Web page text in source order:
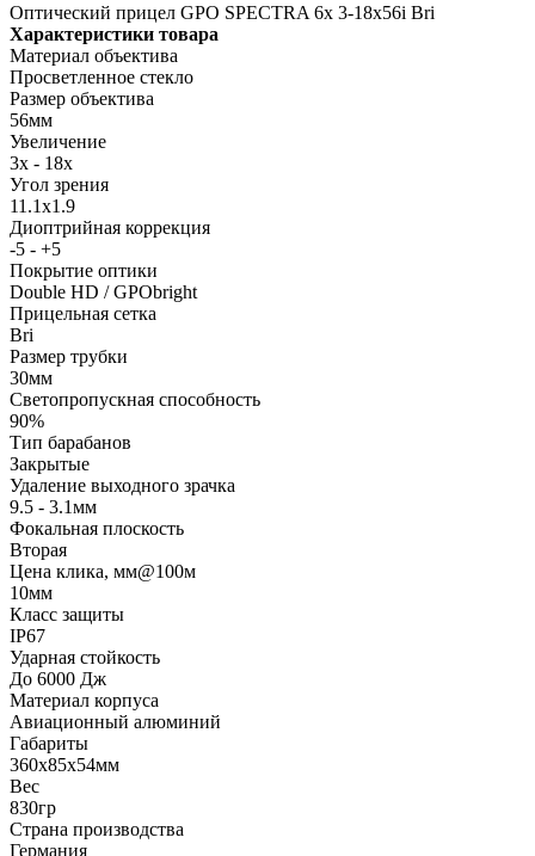
Оптический прицел GPO SPECTRA 6x 3-18x56i Bri
Характеристики товара
Материал объектива
Просветленное стекло
Размер объектива
56мм
Увеличение
3x - 18x
Угол зрения
11.1x1.9
Диоптрийная коррекция
-5 - +5
Покрытие оптики
Double HD / GPObright
Прицельная сетка
Bri
Размер трубки
30мм
Светопропускная способность
90%
Тип барабанов
Закрытые
Удаление выходного зрачка
9.5 - 3.1мм
Фокальная плоскость
Вторая
Цена клика, мм@100м
10мм
Класс защиты
IP67
Ударная стойкость
До 6000 Дж
Материал корпуса
Авиационный алюминий
Габариты
360x85x54мм
Вес
830гр
Страна производства
Германия